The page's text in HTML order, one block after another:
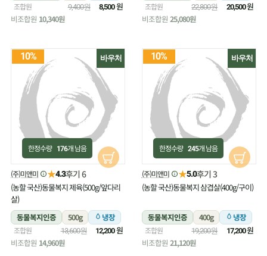
조합원 22,800원 20,500원
비조합원 25,080원
조합원 9,400원 8,500원
비조합원 10,340원
바우처
10%
한정수량 245개 남음
(주)미앤미 ★5.0후기 3
(농할 국산)동물복지 삼겹살(400g/구이)
동물복지인증 400g 냉장
조합원 19,200원 17,200원
비조합원 21,120원
바우처
10%
한정수량 176개 남음
(주)미앤미 ★4.3후기 6
(농할 국산)동물복지 제육(500g/앞다리
살)
동물복지인증
500g 냉장
조합원 13,600원 12,200원
비조합원 14,960원